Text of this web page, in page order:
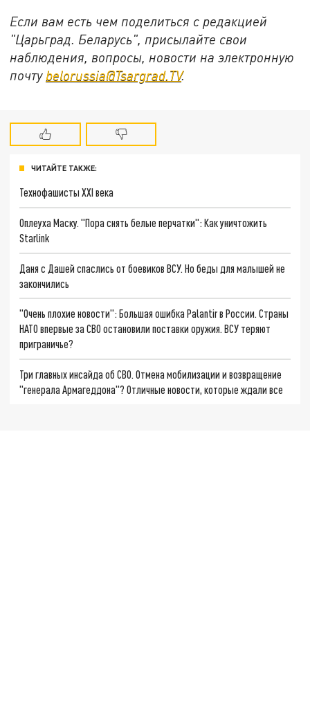
Если вам есть чем поделиться с редакцией
"Царьград. Беларусь", присылайте свои
наблюдения, вопросы, новости на электронную
почту belorussia@Tsargrad.TV.
ЧИТАЙТЕ ТАКЖЕ:
Технофашисты XXI века
Оплеуха Маску. "Пора снять белые перчатки": Как уничтожить
Starlink
Даня с Дашей спаслись от боевиков ВСУ. Но беды для малышей не
закончились
"Очень плохие новости": Большая ошибка Palantir в России. Страны
НАТО впервые за СВО остановили поставки оружия. ВСУ теряют
приграничье?
Три главных инсайда об СВО. Отмена мобилизации и возвращение
"генерала Армагеддона"? Отличные новости, которые ждали все